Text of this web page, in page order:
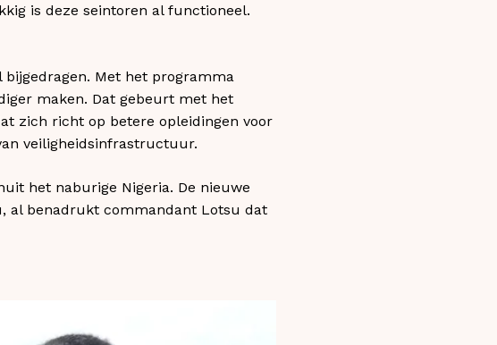
is deze seintoren al functioneel.
bijgedragen. Met het programma
maken. Dat gebeurt met het
zich richt op betere opleidingen voor
veiligheidsinfrastructuur.
het naburige Nigeria. De nieuwe
al benadrukt commandant Lotsu dat